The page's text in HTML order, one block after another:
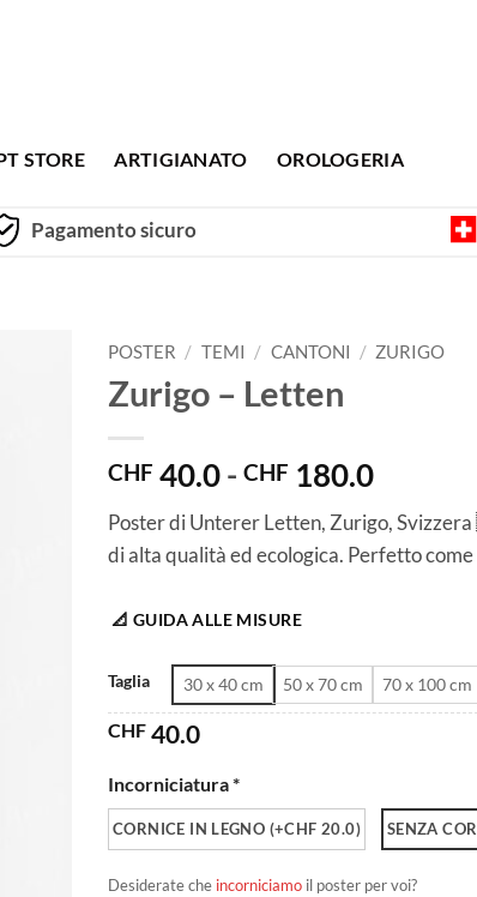
STORE ARTIGIANATO OROLOGERIA
Pagamento sicuro
POSTER / TEMI / CANTONI / ZURIGO
Zurigo – Letten
CHF 40.0- CHF 180.0Fascia
prezzo:
da
Poster di Unterer Letten, Zurigo,
di alta qualità ed ecologica. Perfetto
📐 GUIDA ALLE MISURE
Taglia 30 x 40 cm 50 x 70 cm 70 x 100 cm
CHF 40.0
Incorniciatura *
CORNICE IN LEGNO (+CHF 20.0) SENZA
Desiderate che incorniciamo il poster per voi?